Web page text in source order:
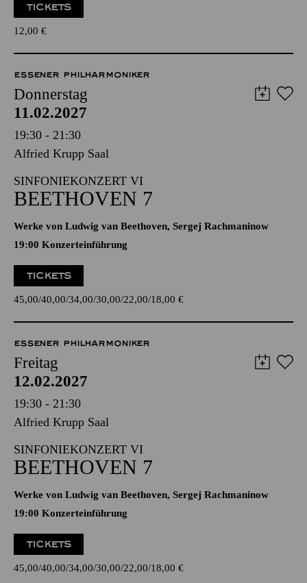
Für Babys bis 1 Jahr
12,00€
ESSENER PHILHARMONIKER
Donnerstag
11.02.2027
19:30 - 21:30
Alfried Krupp Saal
SINFONIEKONZERT VI
BEETHOVEN 7
Werke von Ludwig van Beethoven, Sergej Rachmaninow
19:00 Konzerteinführung
45,00 40,00 34,00 30,00 22,00
ESSENER PHILHARMONIKER
Freitag
12.02.2027
19:30 - 21:30
Alfried Krupp Saal
SINFONIEKONZERT VI
BEETHOVEN 7
Werke von Ludwig van Beethoven, Sergej Rachmaninow
19:00 Konzerteinführung